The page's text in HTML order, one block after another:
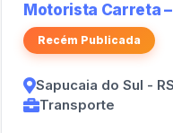
Motorista Carreta
Recém Publicada
Sapucaia do Sul - RS
Transporte